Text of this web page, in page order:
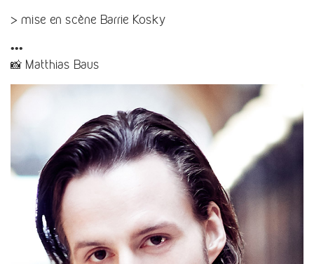
> mise en scène Barrie Kosky
•••
📸 Matthias Baus